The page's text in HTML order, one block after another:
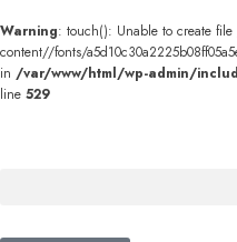
Warning: touch(): Unable to create
content//fonts/
in /var/www/html/wp-admin/
line 529